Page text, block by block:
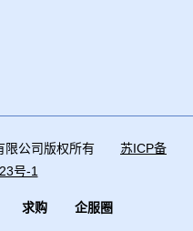
限公司版权所有 苏ICP备
号-1
求购
企服圈